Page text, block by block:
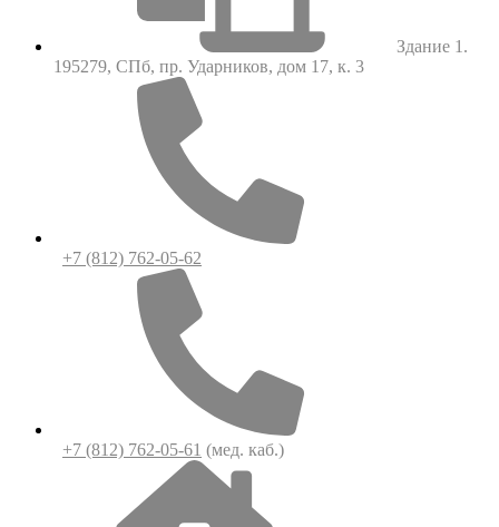
Здание 1.
195279, СПб, пр. Ударников, дом 17, к. 3
+7 (812) 762-05-62
+7 (812) 762-05-61 (мед. каб.)